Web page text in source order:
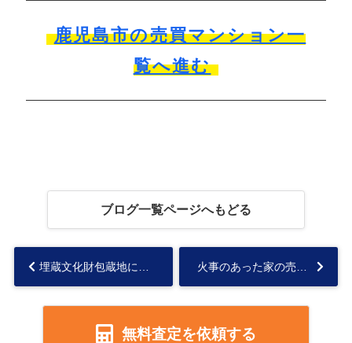
鹿児島市の売買マンション一
覧へ進む
ブログ一覧ページへもどる
無料査定を依頼する